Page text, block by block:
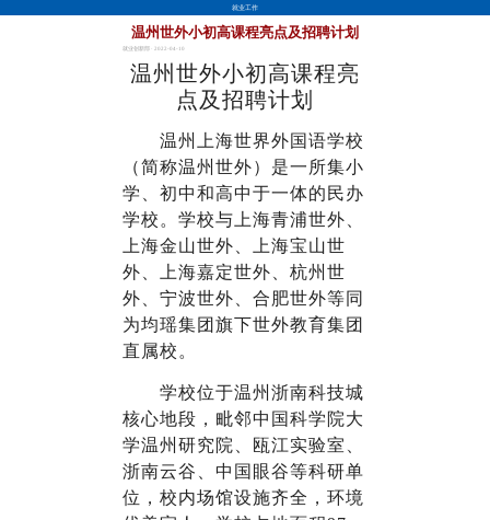
就业工作
温州世外小初高课程亮点及招聘计划
就业创新部 · 2022-04-10
温州世外小初高课程亮
点及招聘计划
温州上海世界外国语学校
（简称温州世外）是一所集小
学、初中和高中于一体的民办
学校。学校与上海青浦世外、
上海金山世外、上海宝山世
外、上海嘉定世外、杭州世
外、宁波世外、合肥世外等同
为均瑶集团旗下世外教育集团
直属校。
学校位于温州浙南科技城
核心地段，毗邻中国科学院大
学温州研究院、瓯江实验室、
浙南云谷、中国眼谷等科研单
位，校内场馆设施齐全，环境